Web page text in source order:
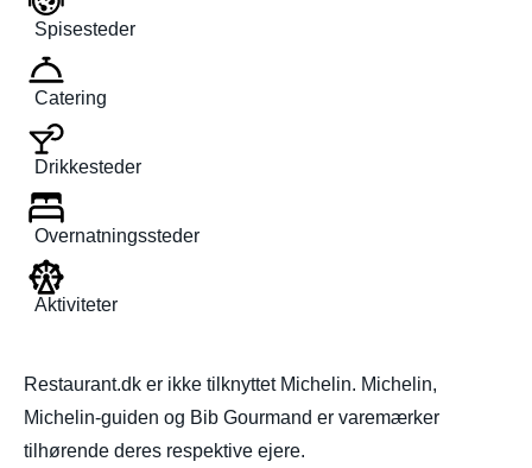
Spisesteder
Catering
Drikkesteder
Overnatningssteder
Aktiviteter
Restaurant.dk er ikke tilknyttet Michelin. Michelin,
Michelin-guiden og Bib Gourmand er varemærker
tilhørende deres respektive ejere.